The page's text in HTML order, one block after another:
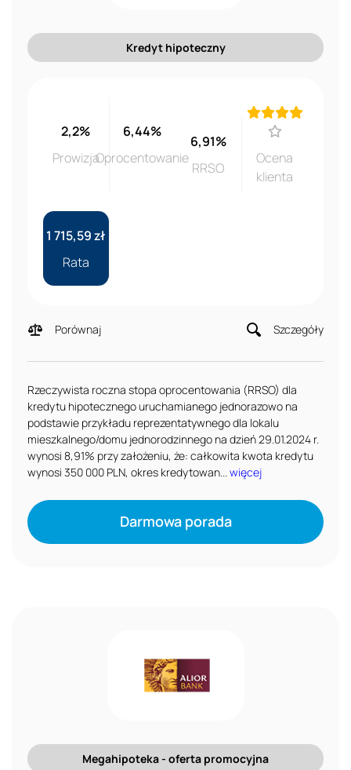
Kredyt hipoteczny
2,2%
Prowizja
6,44%
Oprocentowanie
6,91%
RRSO
Ocena
klienta
1 715,59 zł
Rata
Porównaj Szczegóły
Rzeczywista roczna stopa oprocentowania (RRSO) dla
kredytu hipotecznego uruchamianego jednorazowo na
podstawie przykładu reprezentatywnego dla lokalu
mieszkalnego/domu jednorodzinnego na dzień 29.01.2024 r.
wynosi 8,91% przy założeniu, że: całkowita kwota kredytu
wynosi 350 000 PLN, okres kredytowan...
więcej
Darmowa porada
Megahipoteka - oferta promocyjna